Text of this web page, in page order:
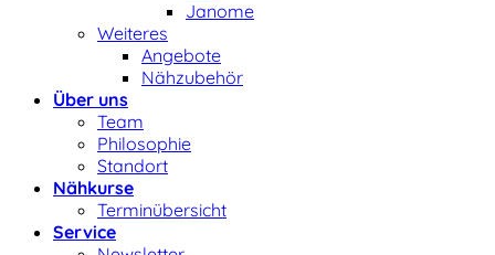
Janome
Weiteres
Angebote
Nähzubehör
Über uns
Team
Philosophie
Standort
Nähkurse
Terminübersicht
Service